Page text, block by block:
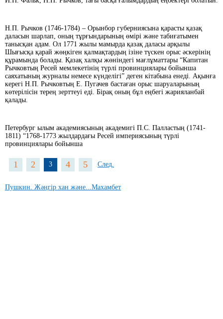
Н.П. Рычков (1746-1784) – Орынбор губерниясына қарасты қазақ
даласын шарлап, оның тұрғындарының өмірі және табиғатымен
танысқан адам. Ол 1771 жылы мамырда қазақ даласы арқылы
Шығысқа қарай жөңкіген қалмақтардың ізіне түскен орыс әскерінің
құрамында болады. Қазақ халқы жөніндегі мағлұматтары “Капитан
Рычковтың Ресей мемлекетінің түрлі провинциялары бойынша
саяхатының журналы немесе күнделігі” деген кітабына енеді. Ақынға
керегі Н.П. Рычковтың Е. Пугачев бастаған орыс шаруаларының
көтерілісін терең зерттеуі еді. Бірақ оның бұл еңбегі жарияланбай
қалады.
Петербург ылым академиясының академигі П.С. Палластың (1741-
1811) “1768-1773 жылдардағы Ресей империясының түрлі
провинциялары бойынша
1 2 3 4 5 След.
Пушкин. Жәңгір хан және...Махамбет